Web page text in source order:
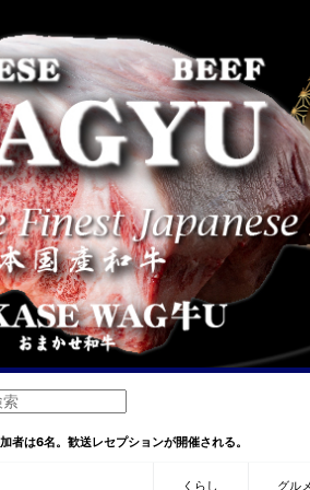
者は6名。歓送レセプションが開催される。
くらし グル